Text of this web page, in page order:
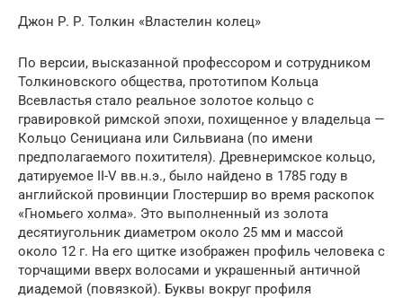
Джон Р. Р. Толкин «Властелин колец»
По версии, высказанной профессором и сотрудником
Толкиновского общества, прототипом Кольца
Всевластья стало реальное золотое кольцо с
гравировкой римской эпохи, похищенное у владельца —
Кольцо Сенициана или Сильвиана (по имени
предполагаемого похитителя). Древнеримское кольцо,
датируемое II-V вв.н.э., было найдено в 1785 году в
английской провинции Глостершир во время раскопок
«Гномьего холма». Это выполненный из золота
десятиугольник диаметром около 25 мм и массой
около 12 г. На его щитке изображен профиль человека с
торчащими вверх волосами и украшенный античной
диадемой (повязкой). Буквы вокруг профиля